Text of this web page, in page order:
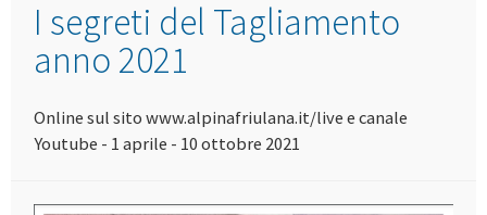
I segreti del Tagliamento
anno 2021
Online sul sito www.alpinafriulana.it/live e canale
Youtube - 1 aprile - 10 ottobre 2021